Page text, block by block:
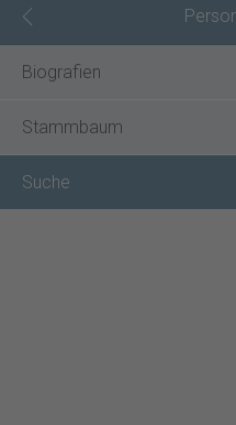
Biografien
Stammbaum
Suche